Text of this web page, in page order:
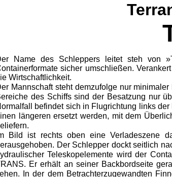
Name des Schleppers leitet steh von
sicher umschließen.
Wirt­schaftlichkeit.
Mannschaft steht demzufolge nur
des Schiffs sind der Besatzung nur
befindet sich in Flugrichtung links
län­geren ersetzt werden, mit dem
Bild ist rechts oben eine Verladeszene
Der Schlepper dockt seitlich
Teleskopelemente wird der
Er erhält an seiner Backbordseite
In der dem Betrachterzugewandten